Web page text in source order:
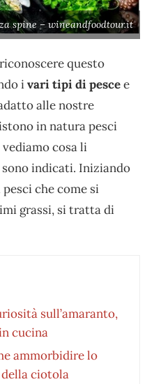
spine – wineandfoodtour.it
questo
ivari tipi di pescee
alle nostre
in natura pesci
vediamo cosa li
indicati. Iniziando
che come si
grassi, si tratta di
sull’amaranto,
cucina
ammorbidire lo
ciotola